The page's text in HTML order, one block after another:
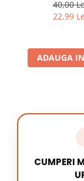
40,00
22,99
ADAUGA
CUMPERI